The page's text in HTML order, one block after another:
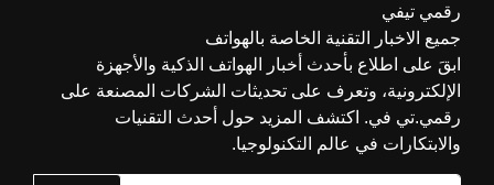
رقمي تيفي
جميع الاخبار التقنية الخاصة بالهواتف
ابقَ على اطلاع بأحدث أخبار الهواتف الذكية والأجهزة
الإلكترونية، وتعرف على تحديثات الشركات المصنعة على
رقمي.تي في. اكتشف المزيد حول أحدث التقنيات
والابتكارات في عالم التكنولوجيا.